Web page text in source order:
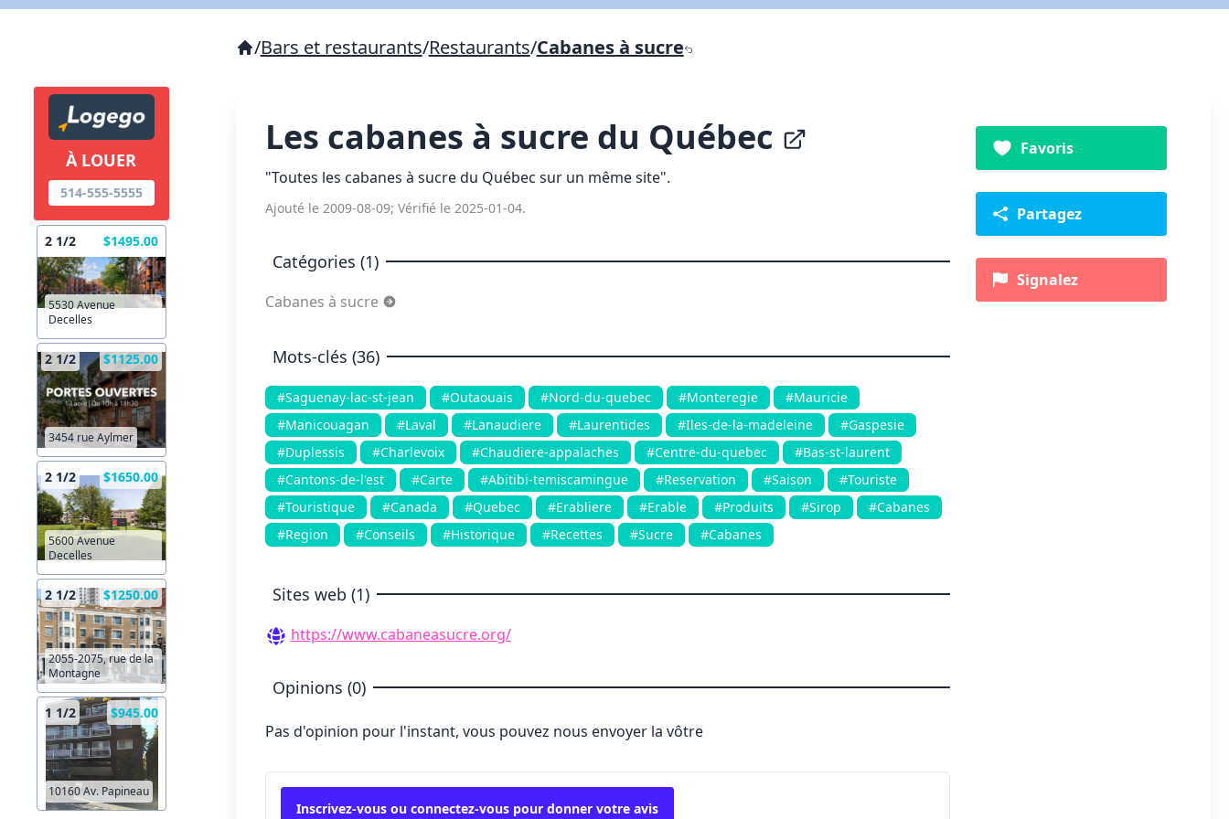
À LOUER
514-555-5555
2 1/2 $1495.00
5530 Avenue
Decelles
2 1/2 $1125.00
3454 rue Aylmer
2 1/2 $1650.00
5600 Avenue
Decelles
2 1/2 $1250.00
2055-2075, rue de la
Montagne
1 1/2 $945.00
10160 Av. Papineau
/Bars et restaurants/Restaurants/Cabanes à sucre
Les cabanes à sucre du Québec
"Toutes les cabanes à sucre du Québec sur un même site".
Ajouté le 2009-08-09; Vérifié le 2025-01-04.
Catégories (1)
Cabanes à sucre
Mots-clés (36)
#Saguenay-lac-st-jean #Outaouais #Nord-du-quebec #Monteregie
#Mauricie
#Manicouagan
#Laval #Lanaudiere #Laurentides #Iles-de-la-madeleine
#Gaspesie
#Duplessis
#Charlevoix #Chaudiere-appalaches #Centre-du-quebec
#Bas-st-laurent
#Cantons-de-l'est
#Carte #Abitibi-temiscamingue #Reservation #Saison
#Touriste
#Touristique
#Canada #Quebec #Erabliere #Erable #Produits #Sirop
#Cabanes
#Region
#Conseils #Historique #Recettes #Sucre #Cabanes
Sites web (1)
https://www.cabaneasucre.org/
Opinions (0)
Pas d'opinion pour l'instant, vous pouvez nous envoyer la vôtre
Inscrivez-vous ou connectez-vous pour donner votre avis
Favoris
Partagez
Signalez
X Fermer
X Fermer Envoyez